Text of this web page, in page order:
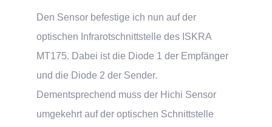
Den Sensor befestige ich nun auf der
optischen Infrarotschnittstelle des ISKRA
MT175. Dabei ist die Diode 1 der Empfänger
und die Diode 2 der Sender.
Dementsprechend muss der Hichi Sensor
umgekehrt auf der optischen Schnittstelle